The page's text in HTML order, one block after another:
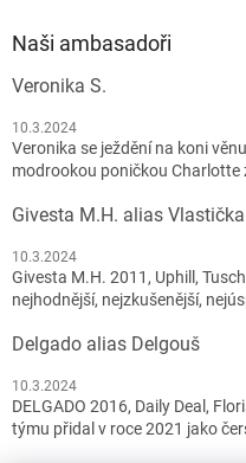
Naši ambasadoři
Veronika S.
10.3.2024
Veronika se ježdění na koni
modrookou poničkou Charlotte
Givesta M.H. alias Vlastička
10.3.2024
Givesta M.H. 2011, Uphill,
nejhodnější, nejzkušenější,
Delgado alias Delgouš
10.3.2024
DELGADO 2016, Daily Deal,
týmu přidal v roce 2021 jako